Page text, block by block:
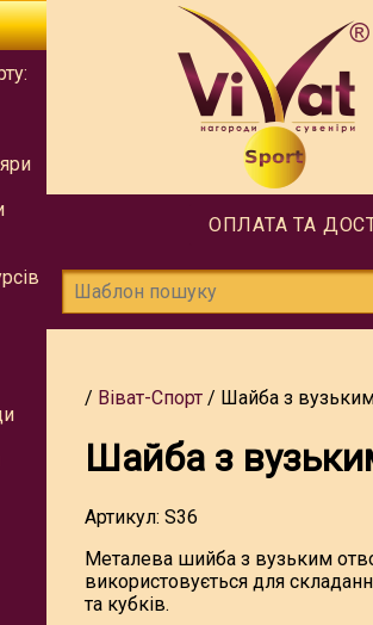
ОПЛАТА ТА
Віват-Спорт Шайба з
Шайба з
Артикул: S36
Металева шийба з вузьким
використовується для
та кубків.